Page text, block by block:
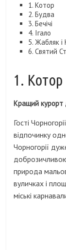
1. Котор
2. Будва
3. Бечічі
4. Ігало
5. Жабляк
6. Святий
1. Котор
Кращий курорт
Гості
відпочинку
Чорногорії
природа
вуличках і
міські